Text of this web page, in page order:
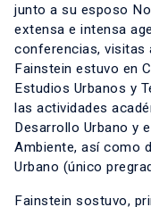
junto a su esposo
extensa e intensa
conferencias, visitas
Fainstein estuvo en
Estudios Urbanos y
las actividades
Desarrollo Urbano y
Ambiente, así como
Urbano (único
Fainstein sostuvo,